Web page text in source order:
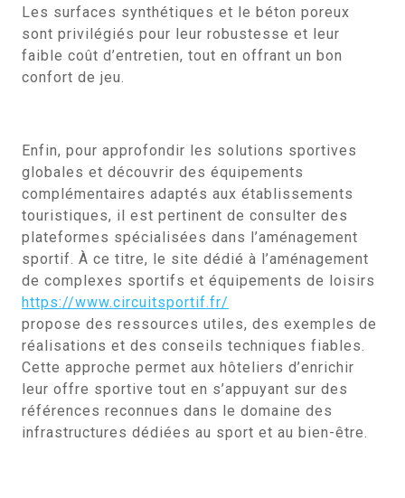
Les surfaces synthétiques et le béton poreux
sont privilégiés pour leur robustesse et leur
faible coût d’entretien, tout en offrant un bon
confort de jeu.
Enfin, pour approfondir les solutions sportives
globales et découvrir des équipements
complémentaires adaptés aux établissements
touristiques, il est pertinent de consulter des
plateformes spécialisées dans l’aménagement
sportif. À ce titre, le site dédié à l’aménagement
de complexes sportifs et équipements de loisirs
https://www.circuitsportif.fr/
propose des ressources utiles, des exemples de
réalisations et des conseils techniques fiables.
Cette approche permet aux hôteliers d’enrichir
leur offre sportive tout en s’appuyant sur des
références reconnues dans le domaine des
infrastructures dédiées au sport et au bien-être.